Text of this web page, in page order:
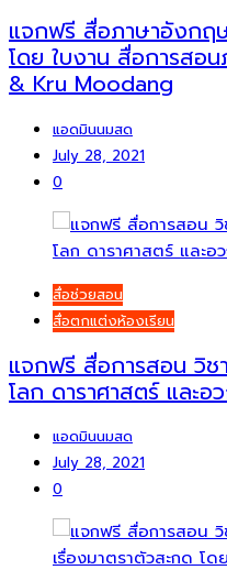
แจกฟรี สื่อภาษาอังกฤ
โดย ใบงาน สื่อการสอ
& Kru Moodang
แอดมินนมสด
July 28, 2021
0
สื่อช่วยสอน
สื่อตกแต่งห้องเรียน
แจกฟรี สื่อการสอน วิช
โลก ดาราศาสตร์ และอ
แอดมินนมสด
July 28, 2021
0